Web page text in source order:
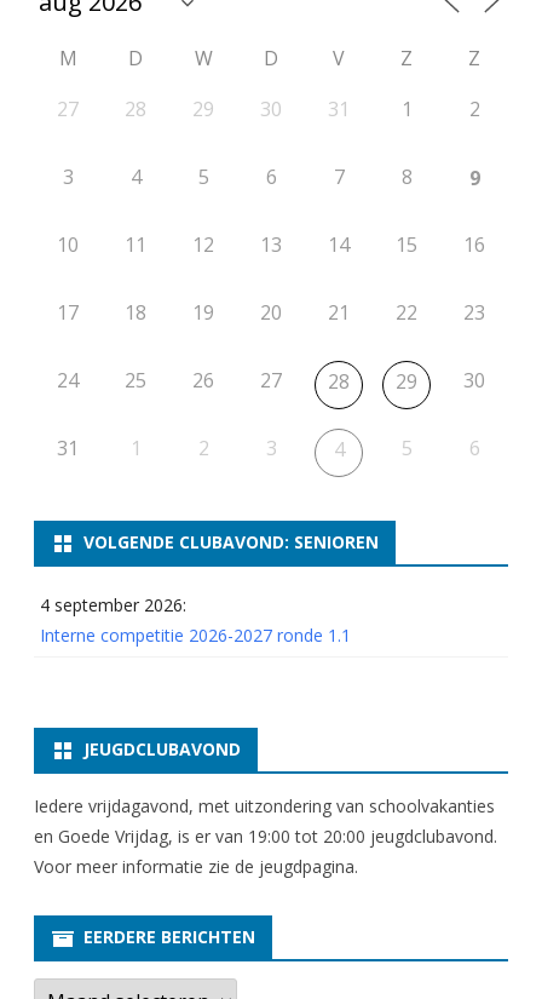
M D W D V Z
Z
27
28 29 30 31 1 2
3 4 5 6 7 8 9
10 11 12 13 14 15 16
17 18 19 20 21 22 23
24 25 26 27 28 29 30
31 1 2 3 4 5 6
VOLGENDE CLUBAVOND: SENIOREN
4 september 2026:
Interne competitie 2026-2027 ronde 1.1
JEUGDCLUBAVOND
Iedere vrijdagavond, met uitzondering van schoolvakanties
en Goede Vrijdag, is er van 19:00 tot 20:00 jeugdclubavond.
Voor meer informatie zie de jeugdpagina.
EERDERE BERICHTEN
E